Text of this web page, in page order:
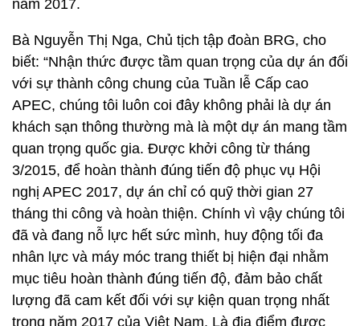
năm 2017.
Bà Nguyễn Thị Nga, Chủ tịch tập đoàn BRG, cho
biết: “Nhận thức được tầm quan trọng của dự án đối
với sự thành công chung của Tuần lễ Cấp cao
APEC, chúng tôi luôn coi đây không phải là dự án
khách sạn thông thường mà là một dự án mang tầm
quan trọng quốc gia. Được khởi công từ tháng
3/2015, để hoàn thành đúng tiến độ phục vụ Hội
nghị APEC 2017, dự án chỉ có quỹ thời gian 27
tháng thi công và hoàn thiện. Chính vì vậy chúng tôi
đã và đang nỗ lực hết sức mình, huy động tối đa
nhân lực và máy móc trang thiết bị hiện đại nhằm
mục tiêu hoàn thành đúng tiến độ, đảm bảo chất
lượng đã cam kết đối với sự kiện quan trọng nhất
trong năm 2017 của Việt Nam. Là địa điểm được